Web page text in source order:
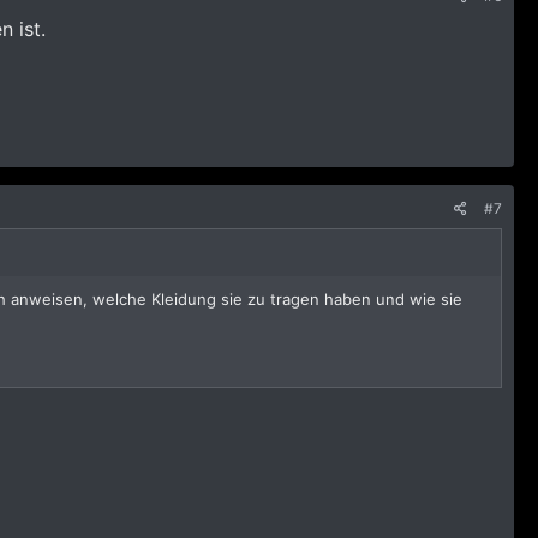
ist.
#7
welche Kleidung sie zu tragen haben und wie sie